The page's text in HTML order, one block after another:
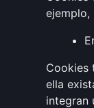
ejemplo,
Cookies
ella
integran